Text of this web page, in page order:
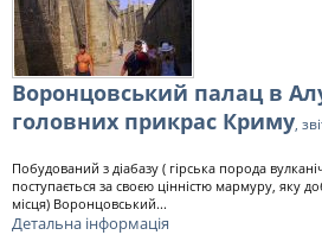
Воронцовський палац в
головних прикрас Криму,
Побудований з діабазу ( гірська порода
поступається за своєю цінністю мармуру, яку
місця) Воронцовський...
Детальна інформація